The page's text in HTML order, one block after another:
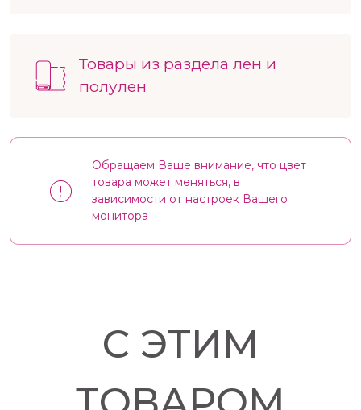
Товары из раздела лен и
полулен
Обращаем Ваше внимание, что цвет
товара может меняться, в
зависимости от настроек Вашего
монитора
С ЭТИМ